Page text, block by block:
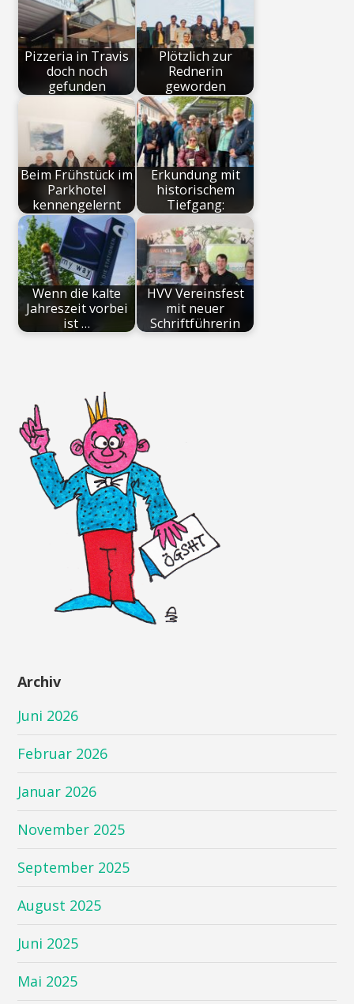
Pizzeria in Travis
doch noch
gefunden
Plötzlich zur
Rednerin
geworden
Beim Frühstück im
Parkhotel
kennengelernt
Erkundung mit
historischem
Tiefgang:
Wenn die kalte
Jahreszeit vorbei
ist …
HVV Vereinsfest
mit neuer
Schriftführerin
Archiv
Juni 2026
Februar 2026
Januar 2026
November 2025
September 2025
August 2025
Juni 2025
Mai 2025